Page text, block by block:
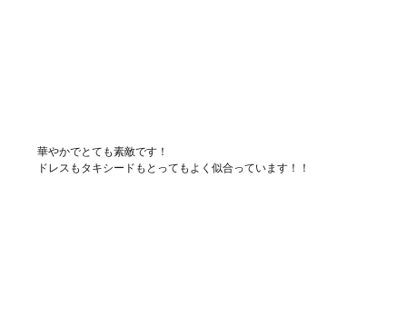
華やかでとても素敵です！
ドレスもタキシードもとってもよく似合っています！！